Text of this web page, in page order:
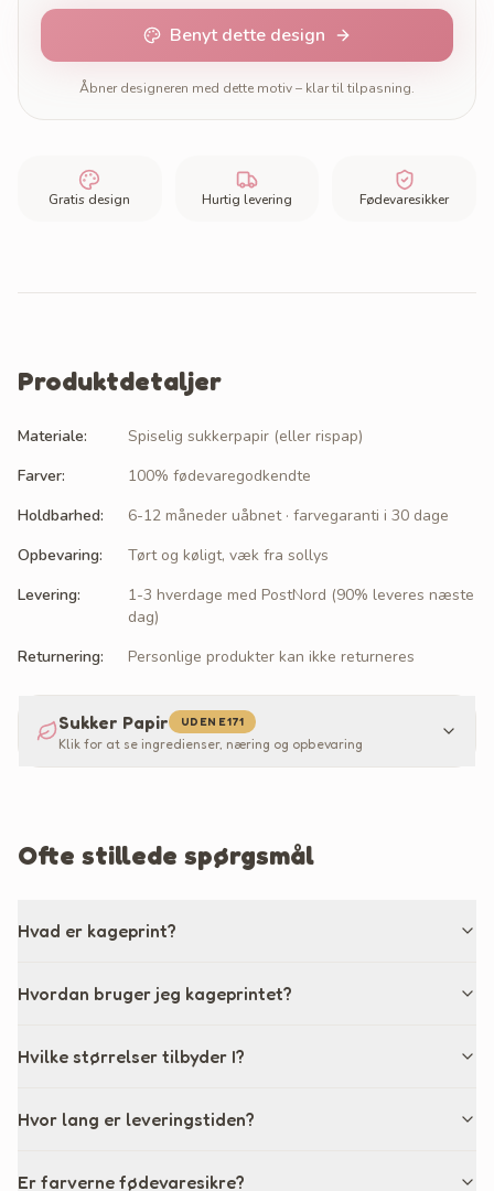
Benyt dette design
Åbner designeren med dette motiv – klar til tilpasning.
Gratis design Hurtig levering Fødevaresikker
Produktdetaljer
Materiale:
Spiselig sukkerpapir (eller rispap)
Farver:
100% fødevaregodkendte
Holdbarhed:
6-12 måneder uåbnet · farvegaranti i 30 dage
Opbevaring:
Tørt og køligt, væk fra sollys
Levering:
1-3 hverdage med PostNord (90% leveres næste
dag)
Returnering: Personlige produkter kan ikke returneres
Sukker Papir UDEN E171
Klik for at se ingredienser, næring og opbevaring
Ofte stillede spørgsmål
Hvad er kageprint?
Hvordan bruger jeg kageprintet?
Hvilke størrelser tilbyder I?
Hvor lang er leveringstiden?
Er farverne fødevaresikre?